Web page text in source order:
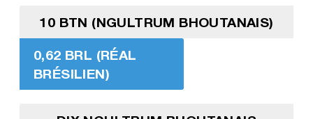
10 BTN (NGULTRUM BHOUTANAIS)
0,62 BRL (RÉAL
BRÉSILIEN)